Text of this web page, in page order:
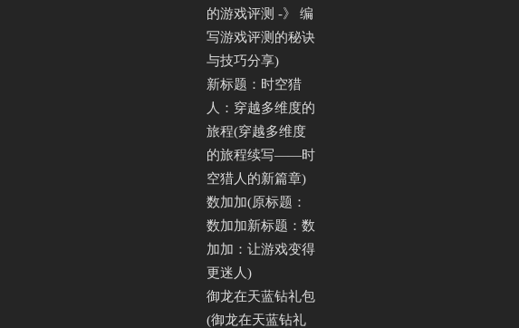
的游戏评测 -》 编
写游戏评测的秘诀
与技巧分享)
新标题：时空猎
人：穿越多维度的
旅程(穿越多维度
的旅程续写——时
空猎人的新篇章)
数加加(原标题：
数加加新标题：数
加加：让游戏变得
更迷人)
御龙在天蓝钻礼包
(御龙在天蓝钻礼